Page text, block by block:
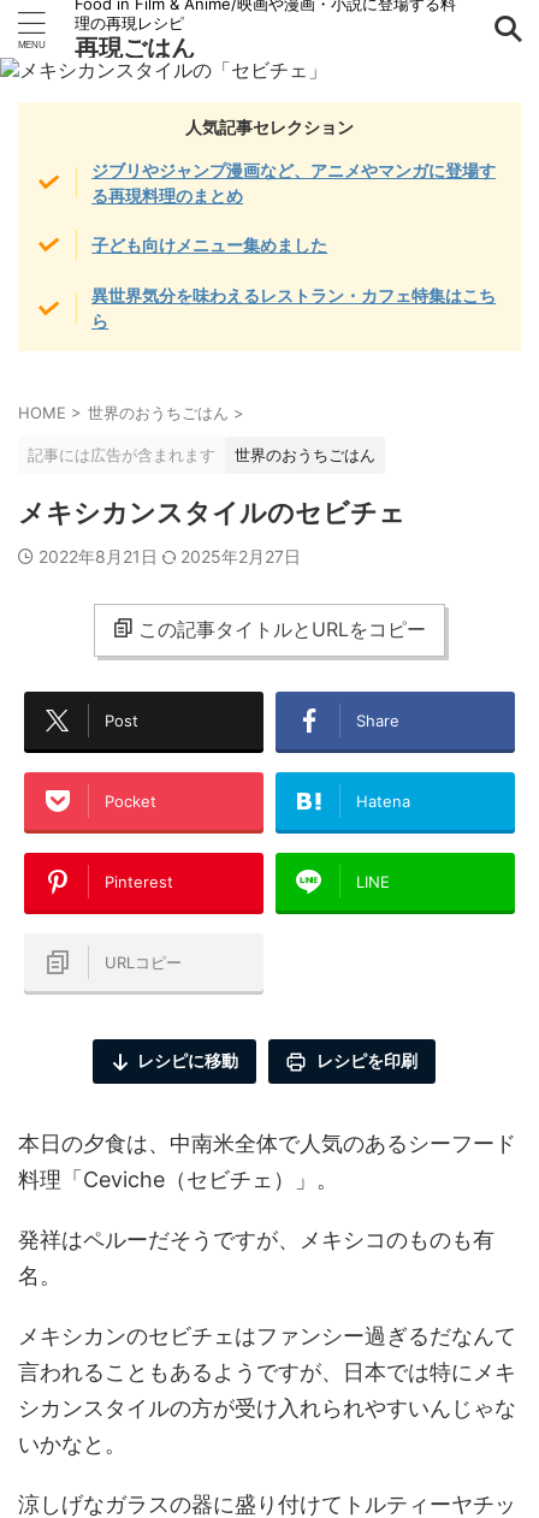
理の再現レシピ
再現ごはん
人気記事セレクション
ジブリやジャンプ漫画など、アニメやマンガに登場す
る再現料理のまとめ
子ども向けメニュー集めました
異世界気分を味わえるレストラン・カフェ特集はこち
ら
HOME > 世界のおうちごはん >
記事には広告が含まれます 世界のおうちごはん
メキシカンスタイルのセビチェ
2022年8月21日 2025年2月27日
この記事タイトルとURLをコピー
Post Share
Pocket Hatena
Pinterest LINE
URLコピー
レシピに移動 レシピを印刷
本日の夕食は、中南米全体で人気のあるシーフード
料理「Ceviche（セビチェ）」。
発祥はペルーだそうですが、メキシコのものも有
名。
メキシカンのセビチェはファンシー過ぎるだなんて
言われることもあるようですが、日本では特にメキ
シカンスタイルの方が受け入れられやすいんじゃな
いかなと。
涼しげなガラスの器に盛り付けてトルティーヤチッ